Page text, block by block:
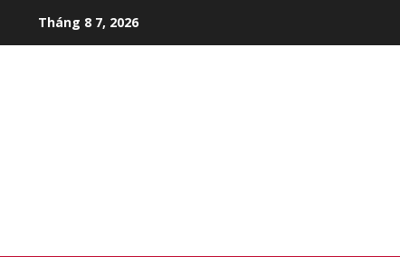
Tháng 8 7, 2026